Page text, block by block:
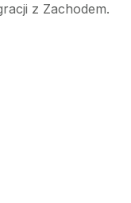
z Zachodem.